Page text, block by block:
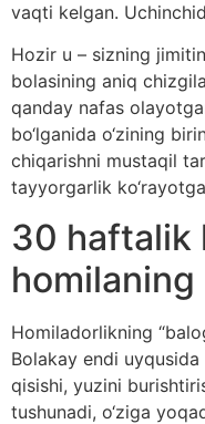
vaqti kelgan.
Hozir u – sizning
bolasining aniq
qanday nafas
bo‘lganida o‘zining
chiqarishni mustaqil
tayyorgarlik
30 haftalik
Homiladorlikning
Bolakay endi
qisishi, yuzini
tushunadi, o‘ziga